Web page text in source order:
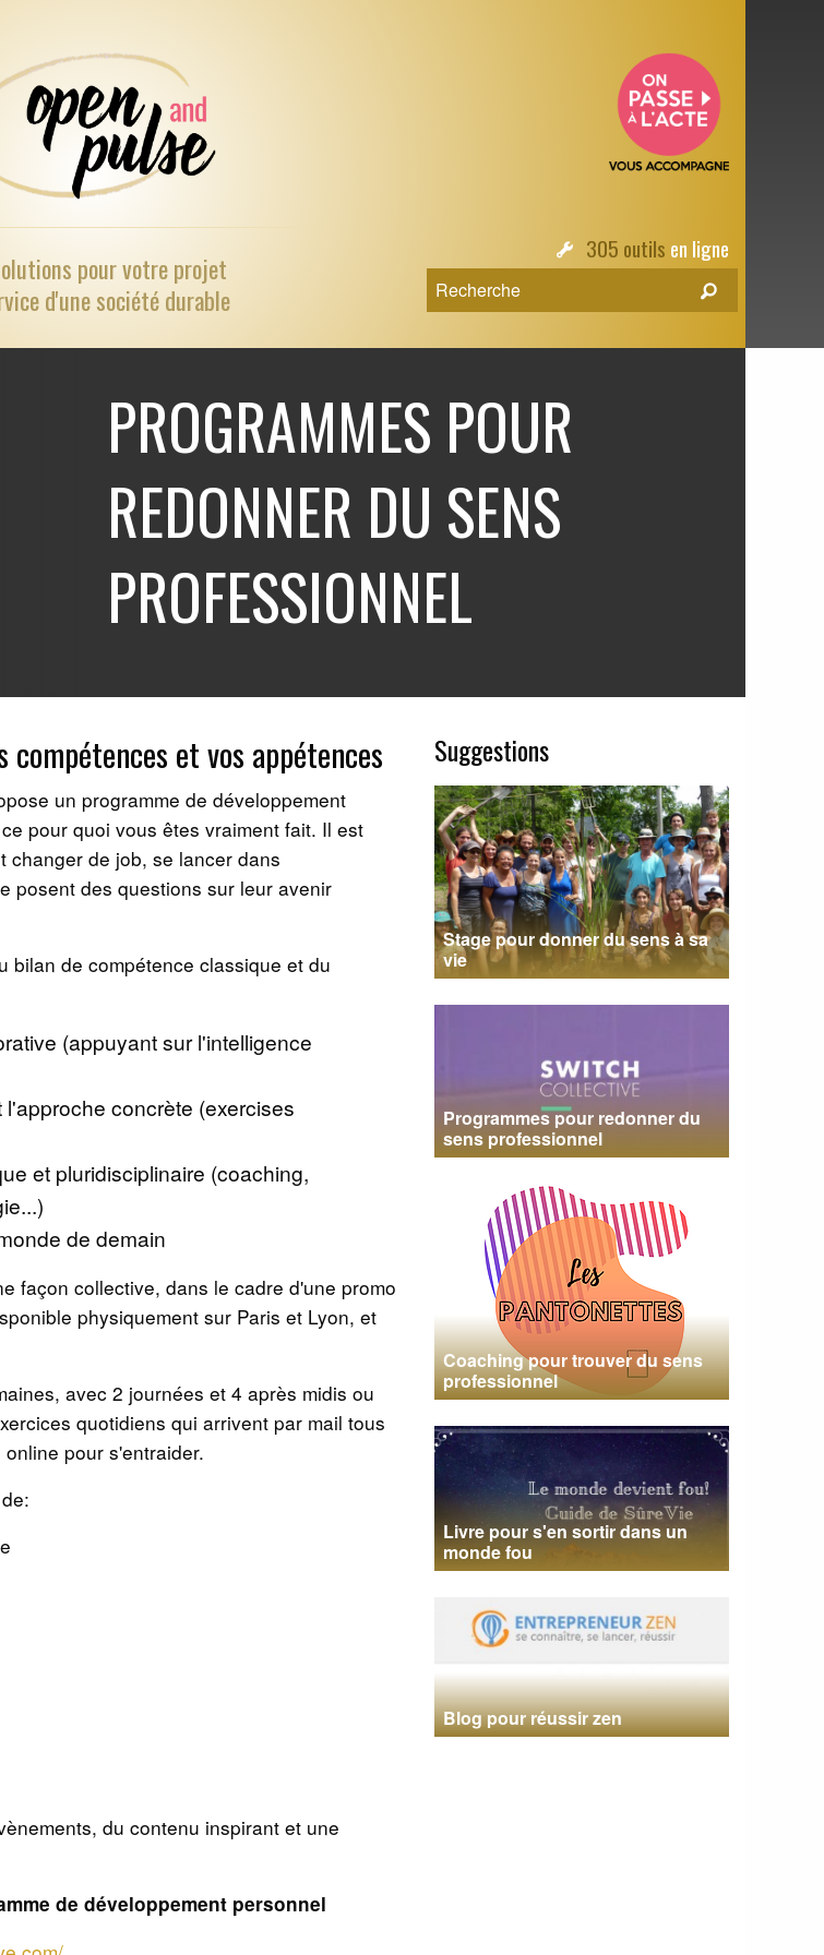
pourvotre projet
d'une société durable
305 outils en ligne
PROGRAMMES POUR
REDONNER DU SENS
PROFESSIONNEL
compétences et vos appétences
un programme de développement
pour quoi vous êtes vraiment fait. Il est
changer de job, se lancer dans
posent des questions sur leur avenir
bilan de compétence classique et du
(appuyant sur l'intelligence
concrète (exercises
et pluridisciplinaire (coaching,
de demain
façon collective, dans le cadre d'une promo
physiquement sur Paris et Lyon, et
avec 2 journées et 4 après midis ou
quotidiens qui arrivent par mail tous
pour s'entraider.
du contenu inspirant et une
de développement personnel
Suggestions
Stage pour donner du sens à sa
vie
Programmes pour redonner du
sens professionnel
Coaching pour trouver du sens
professionnel
Livre pour s'en sortir dans un
monde fou
Blog pour réussir zen